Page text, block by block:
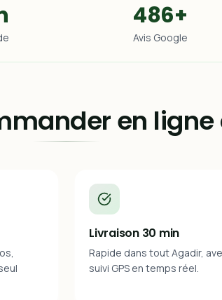
486+
Avis Google
en ligne
Livraison 30 min
Rapide dans tout Agadir,
suivi GPS en temps réel.